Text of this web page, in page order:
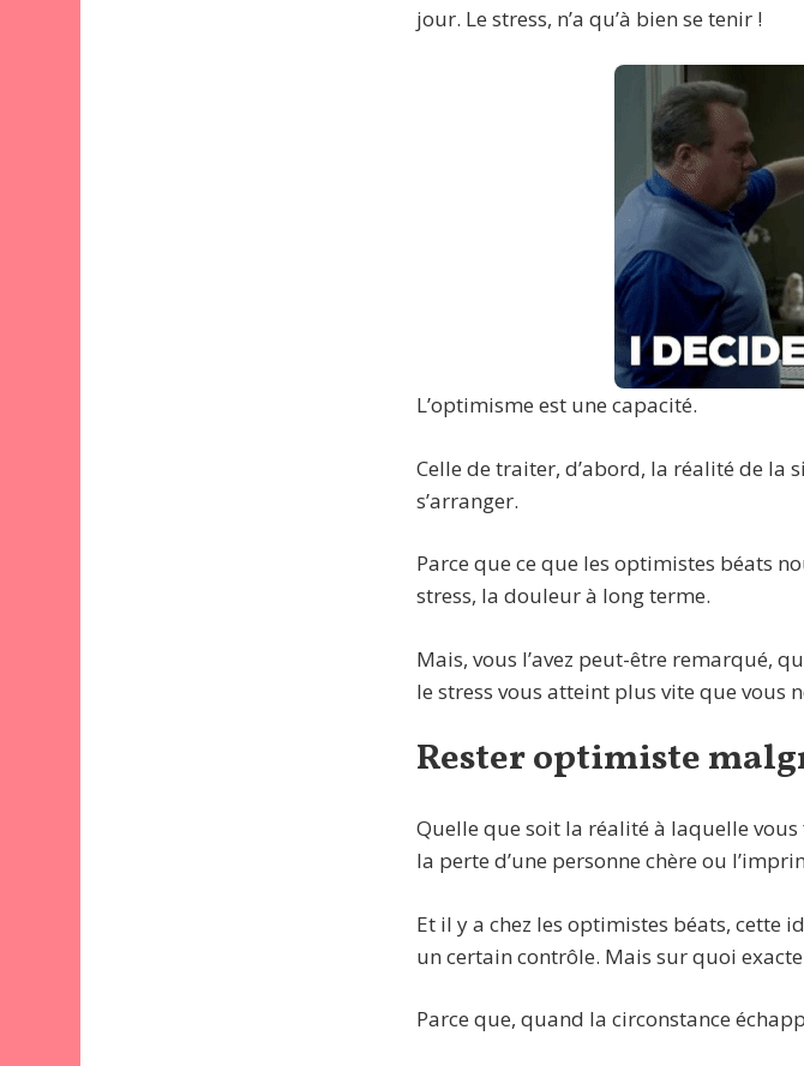
jour. Le stress, n’a qu’à bien se tenir !
L’optimisme est une capacité.
Celle de traiter, d’abord, la réalité de la
s’arranger.
Parce que ce que les optimistes béats
stress, la douleur à long terme.
Mais, vous l’avez peut-être remarqué,
le stress vous atteint plus vite que vous
Rester optimiste
Quelle que soit la réalité à laquelle vous
la perte d’une personne chère ou
Et il y a chez les optimistes béats, cette
un certain contrôle. Mais sur quoi
Parce que, quand la circonstance